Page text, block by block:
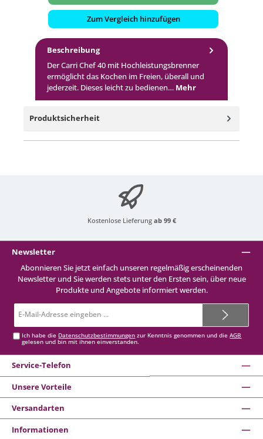
Zum Vergleich hinzufügen
Beschreibung
Der Carri Chef 40 mit Hochleistungsbrenner
ermöglicht das Kochen im Freien, überall und
jederzeit. Dieses leicht zu bedienen… Mehr
Produktsicherheit
Kostenlose Lieferung ab 99 €
Newsletter
Abonnieren Sie jetzt einfach unseren regelmäßig erscheinenden
Newsletter und Sie werden stets unter den Ersten sein, über neue
Produkte und Angebote informiert werden.
Mail-
Ich habe die Datenschutzbestimmungen zur Kenntnis genommen und dieAGB
gelesen und bin mit ihnen einverstanden.
Service-Telefon
Unsere Vorteile
Versandarten
Informationen